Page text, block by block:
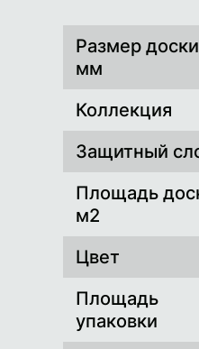
Размер
мм
Коллекция
Защитный
Площадь
м2
Цвет
Площадь
упаковки